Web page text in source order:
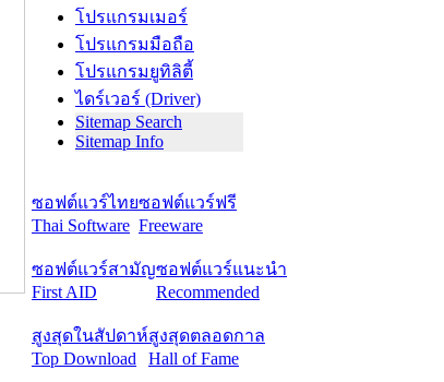
โปรแกรมเมอร์
โปรแกรมมือถือ
โปรแกรมยูทิลิตี้
ไดร์เวอร์ (Driver)
Sitemap Search
Sitemap Info
ซอฟต์แวร์ไทย
Thai Software
ซอฟต์แวร์ฟรี
Freeware
ซอฟต์แวร์สามัญ
First AID
ซอฟต์แวร์แนะนำ
Recommended
สูงสุดในสัปดาห์
Top Download
สูงสุดตลอดกาล
Hall of Fame